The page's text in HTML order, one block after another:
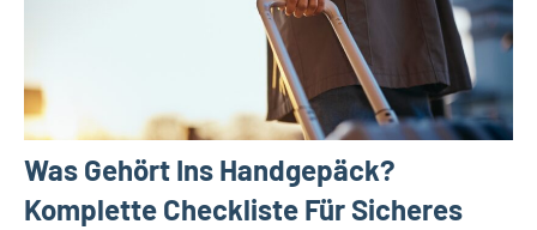
Was Gehört Ins Handgepäck?
Komplette Checkliste Für Sicheres